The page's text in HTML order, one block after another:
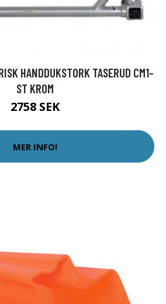
HANDDUKSTORK TASERUD CM1-
ST KROM
2758 SEK
MER INFO!